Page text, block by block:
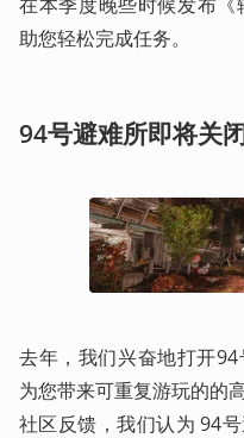
助您轻松完成任务。
94号避难所即将关
去年，我们兴奋地打开
为您带来可重复游玩的的
社区反馈，我们认为 94